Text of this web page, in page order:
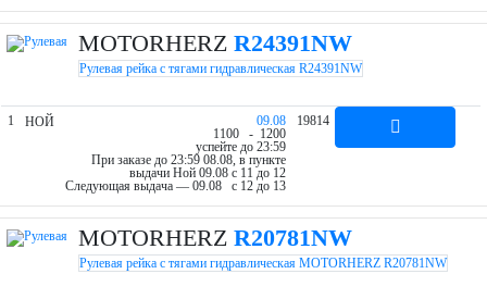
MOTORHERZ R24391NW
Рулевая рейка с тягами гидравлическая R24391NW
1 НОЙ
09.08
1100 - 1200
успейте до 23:59
При заказе до 23:59 08.08, в пункте
выдачи Ной 09.08 c 11 до 12
Следующая выдача — 09.08 c 12 до 13
19814
MOTORHERZ R20781NW
Рулевая рейка с тягами гидравлическая MOTORHERZ R20781NW